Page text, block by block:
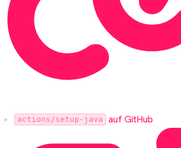
actions/setup-java auf GitHub